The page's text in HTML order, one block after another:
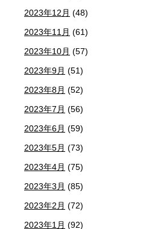
2023年12月 (48)
2023年11月 (61)
2023年10月 (57)
2023年9月 (51)
2023年8月 (52)
2023年7月 (56)
2023年6月 (59)
2023年5月 (73)
2023年4月 (75)
2023年3月 (85)
2023年2月 (72)
2023年1月 (92)